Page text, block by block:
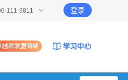
111-9811 登录